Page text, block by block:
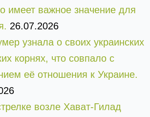
имеет важное значение для
26.07.2026
узнала о своих украинских
корнях, что совпало с
её отношения к Украине.
возле Хават-Гилад